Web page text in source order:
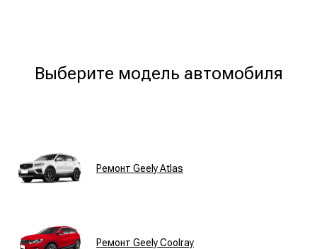
Выберите модель автомобиля
Ремонт Geely Atlas
Ремонт Geely Coolray